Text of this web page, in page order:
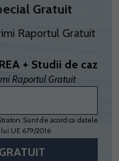
Gratuit
Raportul Gratuit
+ Studii de caz
Raportul Gratuit
Sunt de acord ca datele
UE 679/2016